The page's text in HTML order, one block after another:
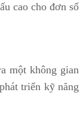
cao cho đơn số
một không gian
triển kỹ năng